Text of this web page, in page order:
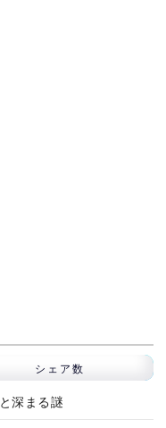
シェア数
深まる謎